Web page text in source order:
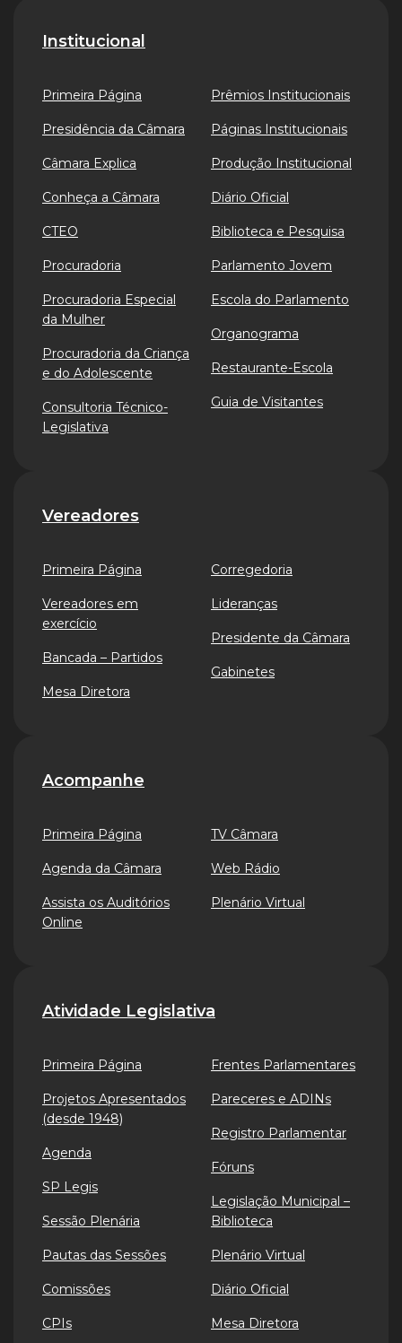
Institucional
Primeira Página
Presidência da Câmara
Câmara Explica
Conheça a Câmara
CTEO
Procuradoria
Procuradoria Especial
da Mulher
Procuradoria da Criança
e do Adolescente
Consultoria Técnico-
Legislativa
Prêmios Institucionais
Páginas Institucionais
Produção Institucional
Diário Oficial
Biblioteca e Pesquisa
Parlamento Jovem
Escola do Parlamento
Organograma
Restaurante-Escola
Guia de Visitantes
Vereadores
Primeira Página
Vereadores em
exercício
Bancada – Partidos
Mesa Diretora
Corregedoria
Lideranças
Presidente da Câmara
Gabinetes
Acompanhe
Primeira Página
Agenda da Câmara
Assista os Auditórios
Online
TV Câmara
Web Rádio
Plenário Virtual
Atividade Legislativa
Primeira Página
Projetos Apresentados
(desde 1948)
Agenda
SP Legis
Sessão Plenária
Pautas das Sessões
Comissões
CPIs
Frentes Parlamentares
Pareceres e ADINs
Registro Parlamentar
Fóruns
Legislação Municipal –
Biblioteca
Plenário Virtual
Diário Oficial
Mesa Diretora